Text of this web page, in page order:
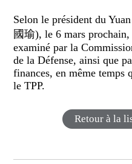
Selon le président du
國瑜), le 6 mars
examiné par la
de la Défense, ainsi que
finances, en même temps
le TPP.
Retour à la